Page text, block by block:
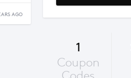
AGO
1
Coupon